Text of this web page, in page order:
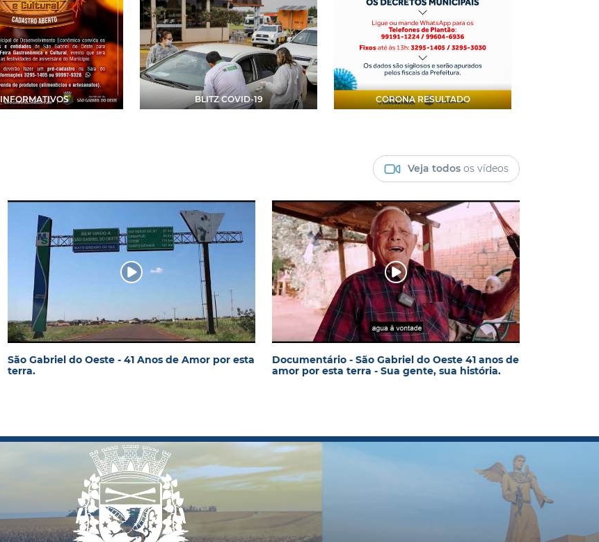
INFORMATIVOS BLITZ COVID-19 CORONA RESULTADO
Veja todos os vídeos
São Gabriel do Oeste - 41 Anos de Amor por esta
terra.
Documentário - São Gabriel do Oeste 41 anos de
amor por esta terra - Sua gente, sua história.